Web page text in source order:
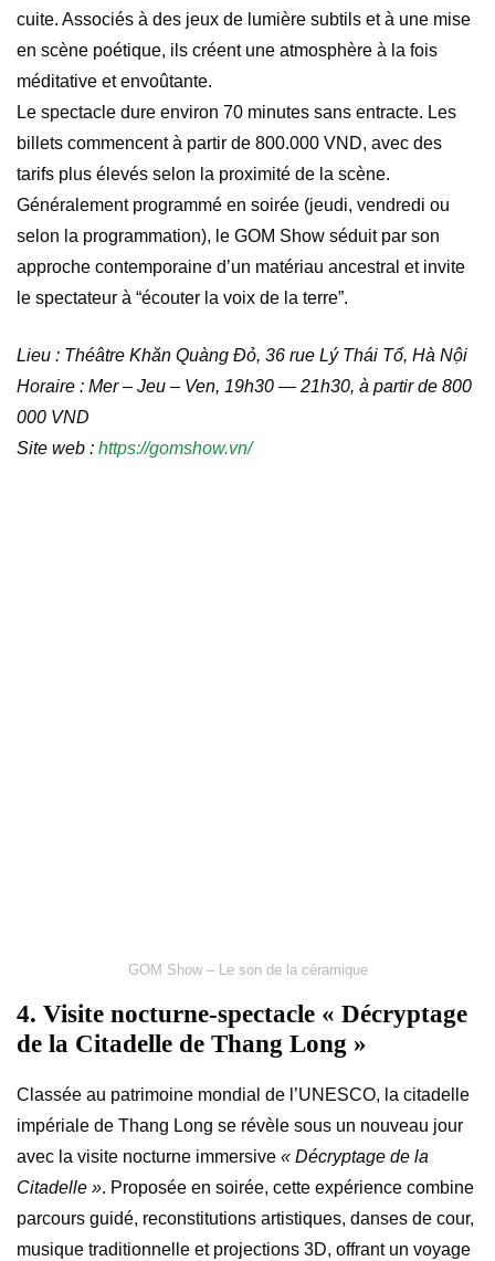
cuite. Associés à des jeux de lumière subtils et à une mise
en scène poétique, ils créent une atmosphère à la fois
méditative et envoûtante.
Le spectacle dure environ 70 minutes sans entracte. Les
billets commencent à partir de 800.000 VND, avec des
tarifs plus élevés selon la proximité de la scène.
Généralement programmé en soirée (jeudi, vendredi ou
selon la programmation), le GOM Show séduit par son
approche contemporaine d’un matériau ancestral et invite
le spectateur à “écouter la voix de la terre”.
Lieu : Théâtre Khăn Quàng Đỏ, 36 rue Lý Thái Tổ, Hà Nội
Horaire : Mer – Jeu – Ven, 19h30 — 21h30, à partir de 800
000 VND
Site web : https://gomshow.vn/
GOM Show – Le son de la céramique
4. Visite nocturne-spectacle « Décryptage
de la Citadelle de Thang Long »
Classée au patrimoine mondial de l’UNESCO, la citadelle
impériale de Thang Long se révèle sous un nouveau jour
avec la visite nocturne immersive « Décryptage de la
Citadelle ». Proposée en soirée, cette expérience combine
parcours guidé, reconstitutions artistiques, danses de cour,
musique traditionnelle et projections 3D, offrant un voyage